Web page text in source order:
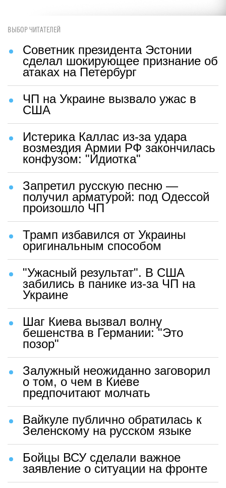
ВЫБОР ЧИТАТЕЛЕЙ
Советник президента Эстонии
сделал шокирующее признание об
атаках на Петербург
ЧП на Украине вызвало ужас в
США
Истерика Каллас из-за удара
возмездия Армии РФ закончилась
конфузом: "Идиотка"
Запретил русскую песню —
получил арматурой: под Одессой
произошло ЧП
Трамп избавился от Украины
оригинальным способом
"Ужасный результат". В США
забились в панике из-за ЧП на
Украине
Шаг Киева вызвал волну
бешенства в Германии: "Это
позор"
Залужный неожиданно заговорил
о том, о чем в Киеве
предпочитают молчать
Вайкуле публично обратилась к
Зеленскому на русском языке
Бойцы ВСУ сделали важное
заявление о ситуации на фронте